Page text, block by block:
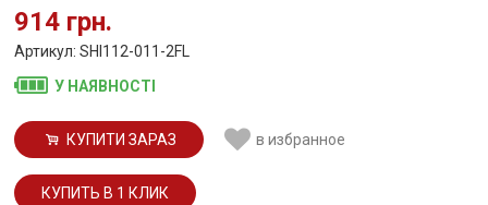
914 грн.
Артикул: SHI112-011-2FL
У НАЯВНОСТІ
КУПИТИ ЗАРАЗ в избранное